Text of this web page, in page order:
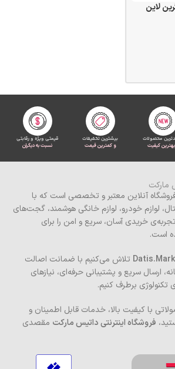
لاین
محصولات
بهترین کیفیت
بیشترین تخفیفات
و کمترین قیمت
قیمتی ویژه و رقابتی
نسبت به دیگران
مارکت
آنلاین معتبر و تخصصی است که با
لوازم خودرو، لوازم خانگی هوشمند، گجت‌های
تجربه‌ی خریدی آسان، سریع و امن را برای
است.
تلاش می‌کنیم با ضمانت اصالت
ارسال سریع و پشتیبانی حرفه‌ای، نیازهای
تکنولوژی برطرف کنیم.
با کیفیت بالا، خدمات قابل اطمینان و
فروشگاه اینترنتی داتیس مارکت مقصدی